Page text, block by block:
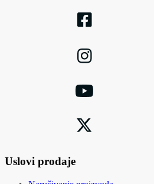
Uslovi prodaje